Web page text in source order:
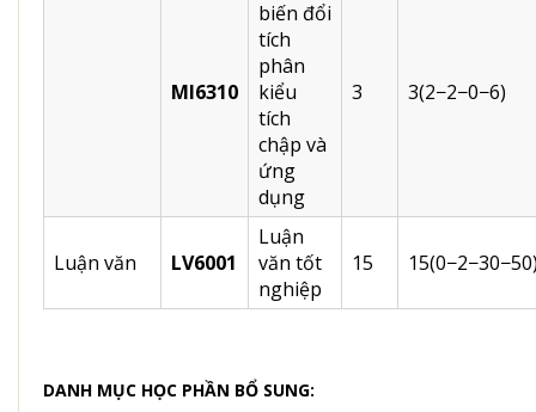
MI6310
biến đổi
tích
phân
kiểu
tích
chập và
ứng
dụng
3 3(2−2−0−6)
Luận văn LV6001
Luận
văn tốt
nghiệp
15
DANH MỤC HỌC PHẦN BỔ SUNG: